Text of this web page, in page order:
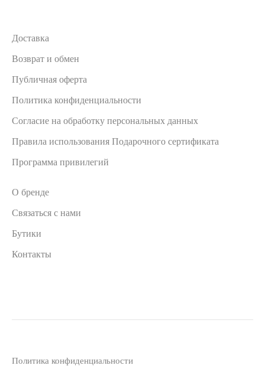
Доставка
Возврат и обмен
Публичная оферта
Политика конфиденциальности
Согласие на обработку персональных данных
Правила использования Подарочного сертификата
Программа привилегий
О бренде
Связаться с нами
Бутики
Контакты
Политика конфиденциальности